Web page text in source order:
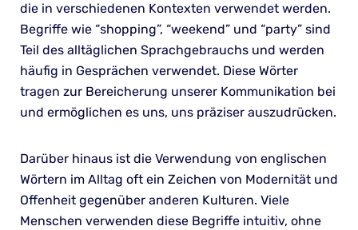
die in verschiedenen Kontexten verwendet werden.
Begriffe wie “shopping”, “weekend” und “party” sind
Teil des alltäglichen Sprachgebrauchs und werden
häufig in Gesprächen verwendet. Diese Wörter
tragen zur Bereicherung unserer Kommunikation bei
und ermöglichen es uns, uns präziser auszudrücken.
Darüber hinaus ist die Verwendung von englischen
Wörtern im Alltag oft ein Zeichen von Modernität und
Offenheit gegenüber anderen Kulturen. Viele
Menschen verwenden diese Begriffe intuitiv, ohne